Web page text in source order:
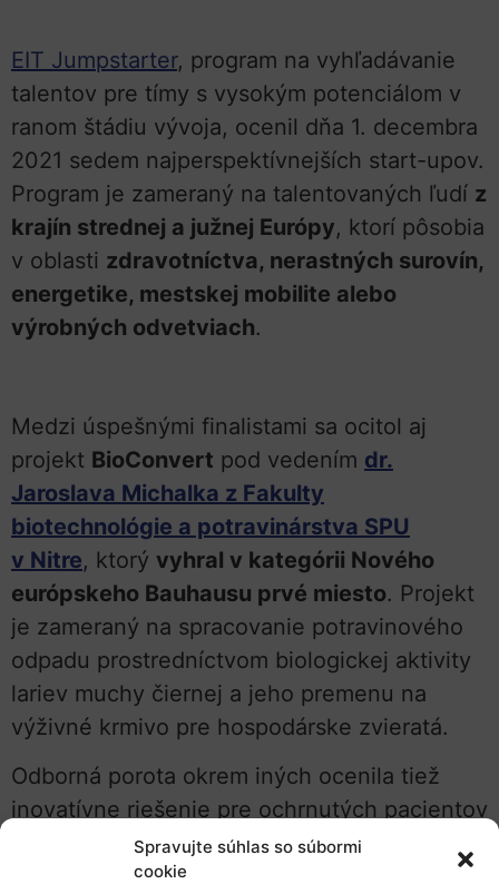
Spravujte súhlas so súbormi
cookie
EIT Jumpstarter, program na vyhľadávanie
talentov pre tímy s vysokým potenciálom v
ranom štádiu vývoja, ocenil dňa 1. decembra
2021 sedem najperspektívnejších start-upov.
Program je zameraný na talentovaných ľudí z
krajín strednej a južnej Európy, ktorí pôsobia
v oblasti zdravotníctva, nerastných surovín,
energetike, mestskej mobilite alebo
výrobných odvetviach.
Medzi úspešnými finalistami sa ocitol aj
projekt BioConvert pod vedením dr.
Jaroslava Michalka z Fakulty
biotechnológie a potravinárstva SPU
v Nitre, ktorý vyhral v kategórii Nového
európskeho Bauhausu prvé miesto. Projekt
je zameraný na spracovanie potravinového
odpadu prostredníctvom biologickej aktivity
lariev muchy čiernej a jeho premenu na
výživné krmivo pre hospodárske zvieratá.
Odborná porota okrem iných ocenila tiež
inovatívne riešenie pre ochrnutých pacientov
na samostatnú komunikáciu (BirgerMind, EIT
Health), inováciu, ktorá automaticky